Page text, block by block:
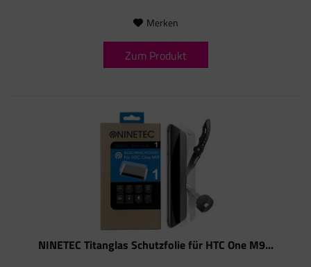
Merken
Zum Produkt
NINETEC Titanglas Schutzfolie für HTC One M9...